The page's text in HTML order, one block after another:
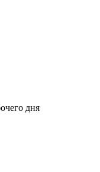
дня